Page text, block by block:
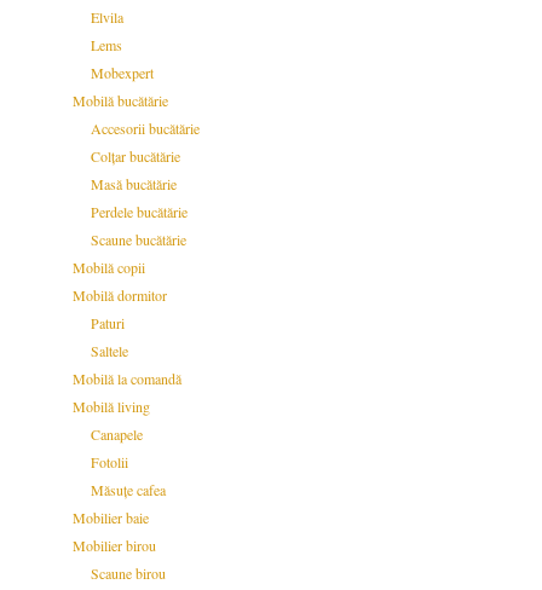
Elvila
Lems
Mobexpert
Mobilă bucătărie
Accesorii bucătărie
Colțar bucătărie
Masă bucătărie
Perdele bucătărie
Scaune bucătărie
Mobilă copii
Mobilă dormitor
Paturi
Saltele
Mobilă la comandă
Mobilă living
Canapele
Fotolii
Măsuțe cafea
Mobilier baie
Mobilier birou
Scaune birou